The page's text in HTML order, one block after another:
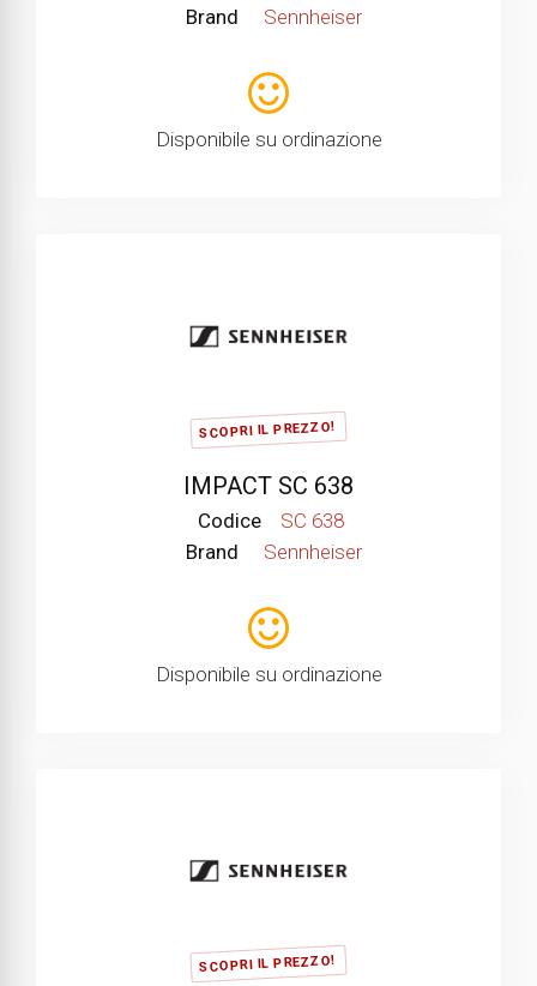
Brand
Sennheiser
Disponibile su ordinazione
SCOPRI IL PREZZO!
IMPACT SC 638
Codice
SC 638
Brand
Sennheiser
Disponibile su ordinazione
SCOPRI IL PREZZO!